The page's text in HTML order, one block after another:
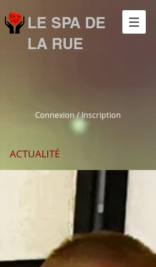
LE SPA DE
LA RUE
Connexion / Inscription
ACTUALITÉ